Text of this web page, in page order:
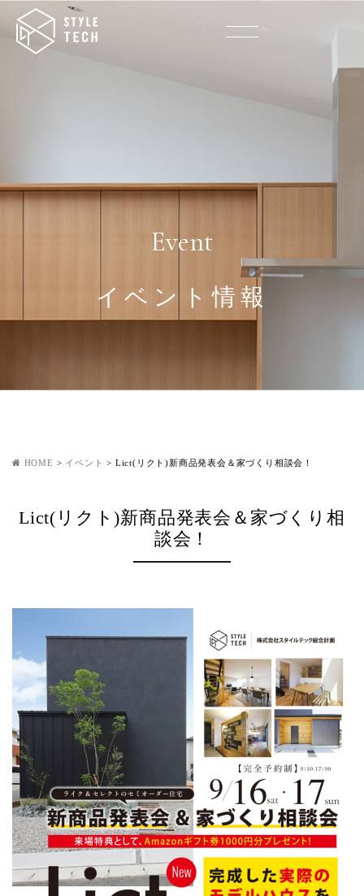
Event
イベント情報
HOME > イベント > Lict(リクト)新商品発表会＆家づくり相談会！
Lict(リクト)新商品発表会＆家づくり相
談会！